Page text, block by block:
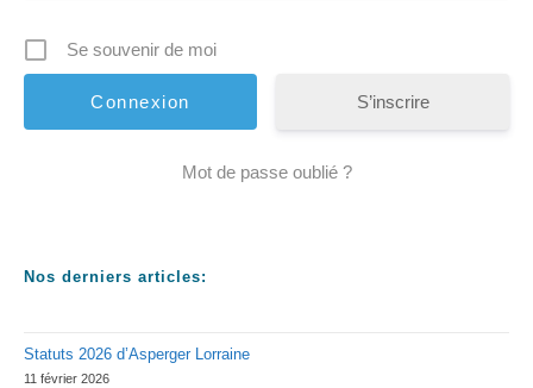
Se souvenir de moi
S’inscrire
Mot de passe oublié ?
Nos derniers articles:
Statuts 2026 d’Asperger Lorraine
11 février 2026